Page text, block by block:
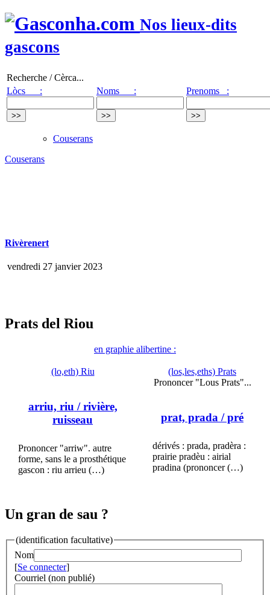
Nos lieux-dits
gascons
Recherche / Cèrca...
Lòcs :
Noms : Prenoms :
Couserans
Couserans
Rivèrenert
vendredi 27 janvier 2023
Prats del Riou
en graphie alibertine :
(lo,eth) Riu
arriu, riu / rivière,
ruisseau
Prononcer "arriw". autre
forme, sans le a prosthétique
gascon : riu arrieu (…)
(los,les,eths) Prats
Prononcer "Lous Prats"...
prat, prada / pré
dérivés : prada, pradèra :
prairie pradèu : airial
pradina (prononcer (…)
Un gran de sau ?
(identification facultative)
Nom
[Se connecter]
Courriel (non publié)